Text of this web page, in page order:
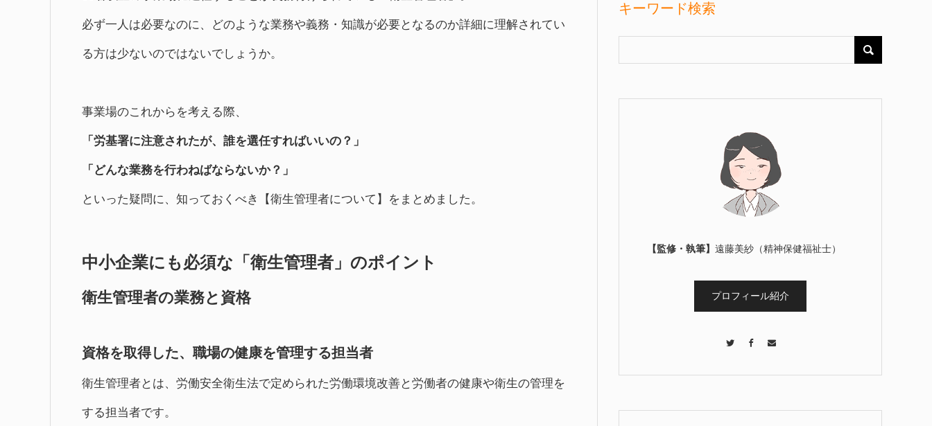
必ず一人は必要なのに、どのような業務や義務・知識が必要となるのか詳細に理解されてい
る方は少ないのではないでしょうか。
事業場のこれからを考える際、
「労基署に注意されたが、誰を選任すればいいの？」
「どんな業務を行わねばならないか？」
といった疑問に、知っておくべき【衛生管理者について】をまとめました。
中小企業にも必須な「衛生管理者」のポイント
衛生管理者の業務と資格
資格を取得した、職場の健康を管理する担当者
衛生管理者とは、労働安全衛生法で定められた労働環境改善と労働者の健康や衛生の管理を
する担当者です。
キーワード検索
【監修・執筆】 遠藤美紗（精神保健福祉士）
プロフィール紹介